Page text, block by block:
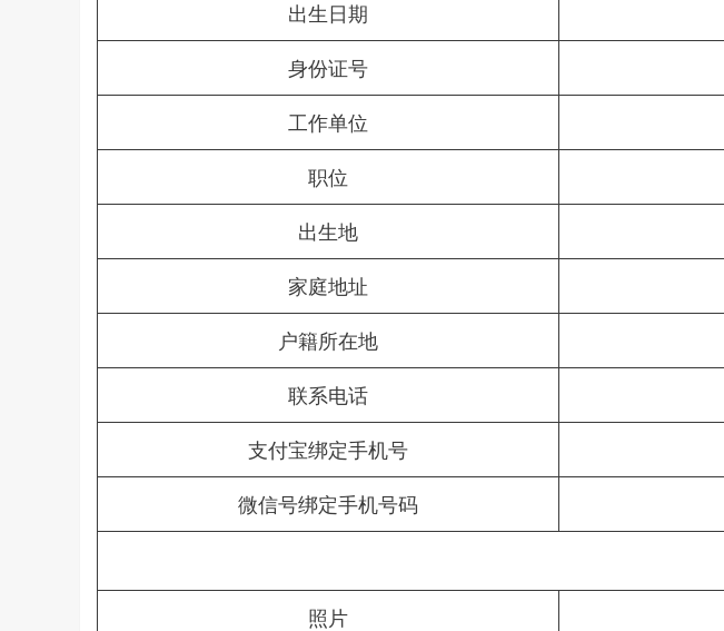
出生日期
身份证号
工作单位
职位
出生地
家庭地址
户籍所在地
联系电话
支付宝绑定手机号
微信号绑定手机号码
照片